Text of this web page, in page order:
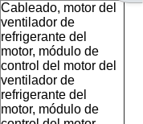
Cableado, motor del
ventilador de
refrigerante del
motor, módulo de
control del motor del
ventilador de
refrigerante del
motor, módulo de